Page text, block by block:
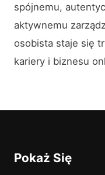
spójnemu,
aktywnemu
osobista staje się
kariery i biznesu
Pokaż Się